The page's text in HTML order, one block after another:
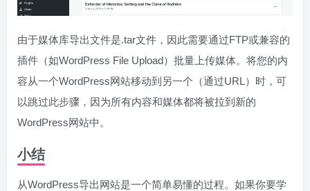
由于媒体库导出文件是.tar文件，因此需要通过FTP或兼容的
插件（如WordPress File Upload）批量上传媒体。将您的内
容从一个WordPress网站移动到另一个（通过URL）时，可
以跳过此步骤，因为所有内容和媒体都将被拉到新的
WordPress网站中。
小结
从WordPress导出网站是一个简单易懂的过程。如果你要学